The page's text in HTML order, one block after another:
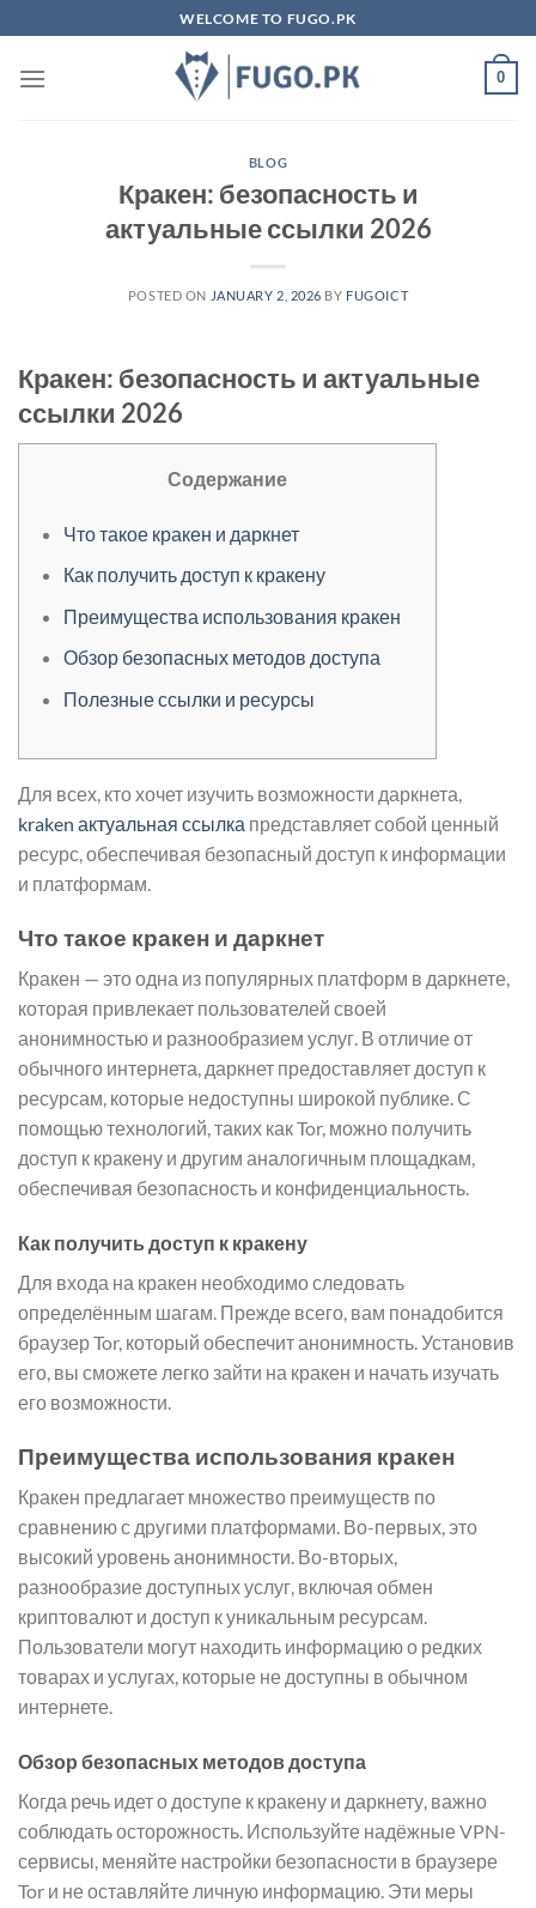
to
content
WELCOME TO FUGO.PK
0
BLOG
Кракен: безопасность и
актуальные ссылки 2026
POSTED ON JANUARY 2, 2026 BY FUGOICT
Кракен: безопасность и актуальные
ссылки 2026
Содержание
Что такое кракен и даркнет
Как получить доступ к кракену
Преимущества использования кракен
Обзор безопасных методов доступа
Полезные ссылки и ресурсы
Для всех, кто хочет изучить возможности даркнета,
kraken актуальная ссылка представляет собой ценный
ресурс, обеспечивая безопасный доступ к информации
и платформам.
Что такое кракен и даркнет
Кракен — это одна из популярных платформ в даркнете,
которая привлекает пользователей своей
анонимностью и разнообразием услуг. В отличие от
обычного интернета, даркнет предоставляет доступ к
ресурсам, которые недоступны широкой публике. С
помощью технологий, таких как Tor, можно получить
доступ к кракену и другим аналогичным площадкам,
обеспечивая безопасность и конфиденциальность.
Как получить доступ к кракену
Для входа на кракен необходимо следовать
определённым шагам. Прежде всего, вам понадобится
браузер Tor, который обеспечит анонимность. Установив
его, вы сможете легко зайти на кракен и начать изучать
его возможности.
Преимущества использования кракен
Кракен предлагает множество преимуществ по
сравнению с другими платформами. Во-первых, это
высокий уровень анонимности. Во-вторых,
разнообразие доступных услуг, включая обмен
криптовалют и доступ к уникальным ресурсам.
Пользователи могут находить информацию о редких
товарах и услугах, которые не доступны в обычном
интернете.
Обзор безопасных методов доступа
Когда речь идет о доступе к кракену и даркнету, важно
соблюдать осторожность. Используйте надёжные VPN-
сервисы, меняйте настройки безопасности в браузере
Tor и не оставляйте личную информацию. Эти меры